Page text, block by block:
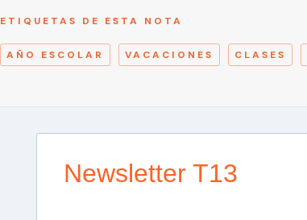
ETIQUETAS DE ESTA NOTA
AÑO ESCOLAR VACACIONES CLASES
Newsletter T13